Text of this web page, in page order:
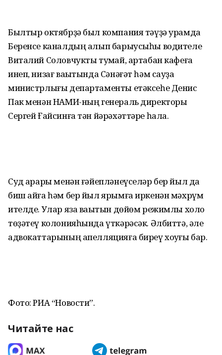
Былтыр октябрҙә был компания тәүҙә урамда
Беренсе каналдың алып барыусыһы водителе
Виталий Соловчукты туҡмай, артабан кафеға
инеп, низағ ваҡытында Сәнәғәт һәм сауҙа
министрлығы департаменты етәксеһе Денис
Пак менән НАМИ-ның генераль директоры
Сергей Ғайсинға тән йәрәхәттәре һала.
Суд ҡарары менән ғәйепләнеүселәр бер йыл да
биш айға һәм бер йыл ярымға иркенән мәхрүм
ителде. Улар яза ваҡытын дөйөм режимлы холоҡ
төҙәтеү колонияһында үткәрәсәк. Әлбиттә, әле
адвокаттарының апелляцияға биреү хоҡуғы бар.
Фото: РИА “Новости”.
Читайте нас